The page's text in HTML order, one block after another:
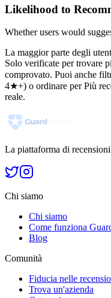
Likelihood to
Whether users would
La maggior parte degli
Solo verificate per trovare
comprovato. Puoi anche
4★+) o ordinare per Più
reale.
La piattaforma di
Chi siamo
Chi siamo
Come funziona
Blog
Comunità
Fiducia nelle
Trova un'azienda